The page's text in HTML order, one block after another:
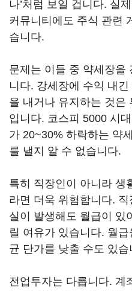
나’처럼 보일 겁니다. 실
커뮤니티에도 주식 관련
습니다.
문제는 이들 중 약세장을
니다. 강세장에 수익 내
을 내거나 유지하는 것은
입니다. 코스피 5000 시
가 20~30% 하락하는 약
를 낼지 알 수 없습니다.
특히 직장인이 아니라 생
라면 더욱 위험합니다.
실이 발생해도 월급이 있
릴 여유가 있습니다. 월
균 단가를 낮출 수도 있습
전업투자는 다릅니다. 계